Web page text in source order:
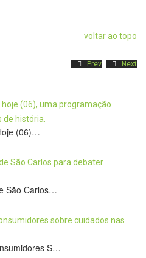
voltar ao topo
Prev Next
(06)…
São Carlos…
S…